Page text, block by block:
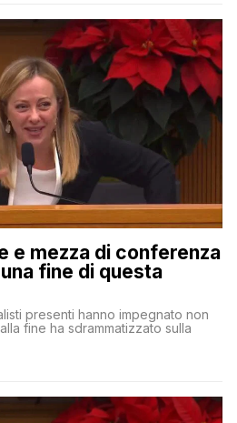
e mezza di conferenza
fine di questa
presenti hanno impegnato non
fine ha sdrammatizzato sulla